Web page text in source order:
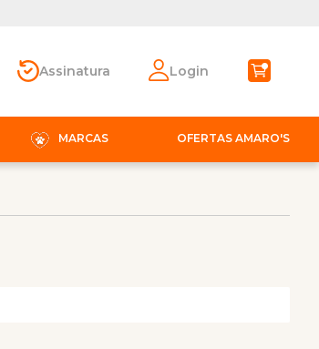
Assinatura Login
MARCAS OFERTAS AMARO'S